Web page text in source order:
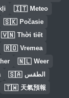
🇮🇹 Meteo
🇸🇰 Počasie
🇻🇳 Thời tiết
🇷🇴 Vremea
🇳🇱 Weer
🇸🇦 الطقس
🇹🇼 天氣預報